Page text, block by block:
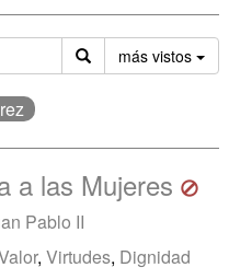
más vistos
a las Mujeres
Pablo II
,Virtudes, Dignidad